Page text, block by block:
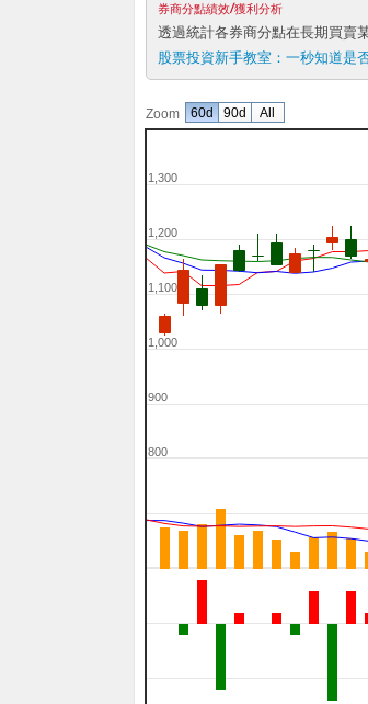
券商分點績效/獲利分析
透過統計各券商分點在長期買賣
股票投資新手教室： 一秒知道是
Zoom
800
900
1,000
1,100
1,200
1,300
60d 90d All